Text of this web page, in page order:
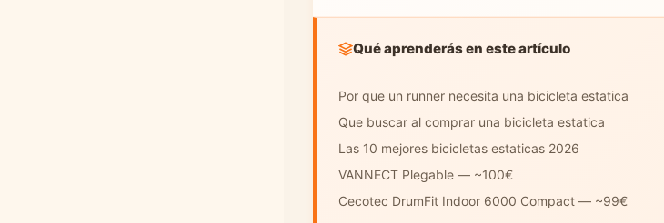
Qué aprenderás en este artículo
Por que un runner necesita una bicicleta estatica
Que buscar al comprar una bicicleta estatica
Las 10 mejores bicicletas estaticas 2026
VANNECT Plegable — ~100€
Cecotec DrumFit Indoor 6000 Compact — ~99€